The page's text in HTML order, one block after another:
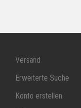
Versand
Erweiterte Suche
Konto erstellen